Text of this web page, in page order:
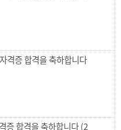
격증 합격을 축하합니다
증 합격을 축하합니다 (2